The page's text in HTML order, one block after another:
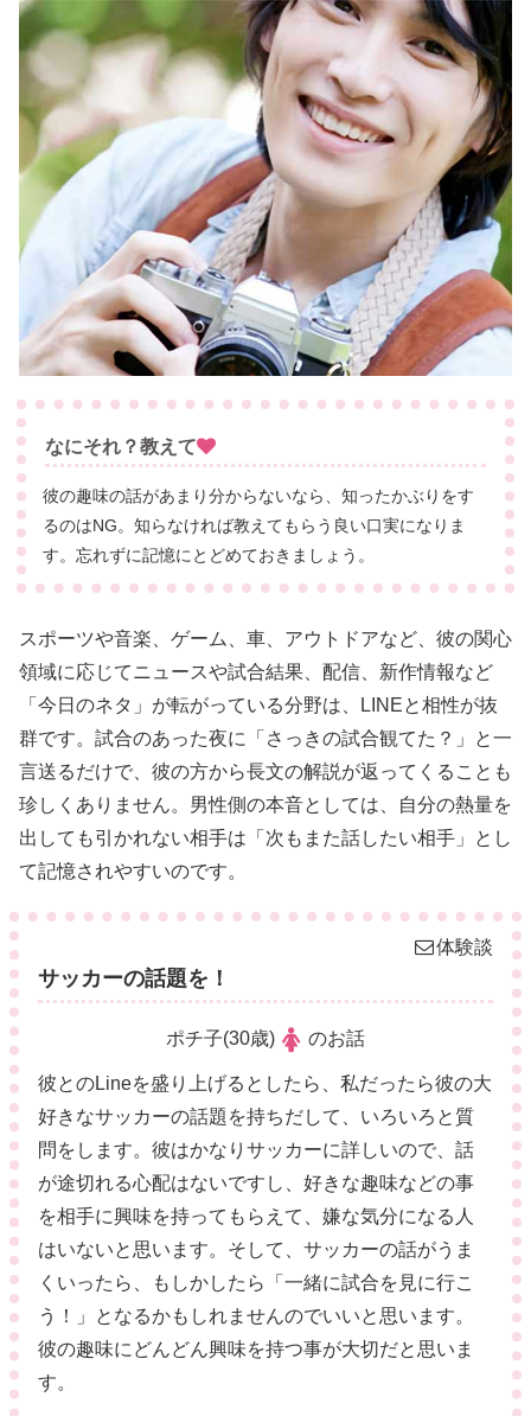
なにそれ？教えて
彼の趣味の話があまり分からないなら、知ったかぶりをす
るのはNG。知らなければ教えてもらう良い口実になりま
す。忘れずに記憶にとどめておきましょう。
スポーツや音楽、ゲーム、車、アウトドアなど、彼の関心
領域に応じてニュースや試合結果、配信、新作情報など
「今日のネタ」が転がっている分野は、LINEと相性が抜
群です。試合のあった夜に「さっきの試合観てた？」と一
言送るだけで、彼の方から長文の解説が返ってくることも
珍しくありません。男性側の本音としては、自分の熱量を
出しても引かれない相手は「次もまた話したい相手」とし
て記憶されやすいのです。
体験談
サッカーの話題を！
ポチ子(30歳) のお話
彼とのLineを盛り上げるとしたら、私だったら彼の大
好きなサッカーの話題を持ちだして、いろいろと質
問をします。彼はかなりサッカーに詳しいので、話
が途切れる心配はないですし、好きな趣味などの事
を相手に興味を持ってもらえて、嫌な気分になる人
はいないと思います。そして、サッカーの話がうま
くいったら、もしかしたら「一緒に試合を見に行こ
う！」となるかもしれませんのでいいと思います。
彼の趣味にどんどん興味を持つ事が大切だと思いま
す。